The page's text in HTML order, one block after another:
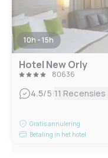
10h - 15h
Hotel New Orly
80636
4.5/5|11 Recensies
Gratis annulering
Betaling in het hotel